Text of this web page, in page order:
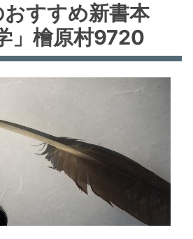
すすめ新書本
」檜原村9720